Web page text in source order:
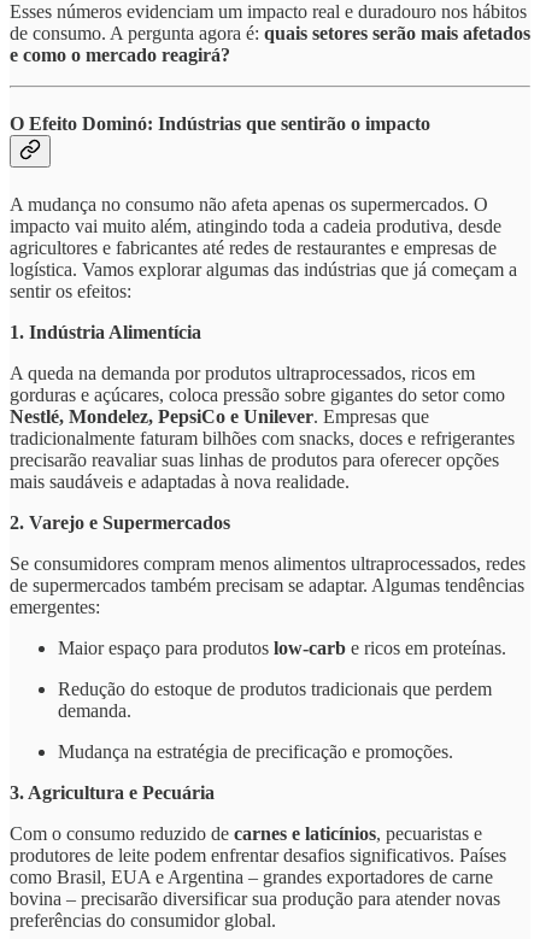
Esses números evidenciam um impacto real e duradouro nos hábitos
de consumo. A pergunta agora é: quais setores serão mais afetados
e como o mercado reagirá?
O Efeito Dominó: Indústrias que sentirão o impacto
A mudança no consumo não afeta apenas os supermercados. O
impacto vai muito além, atingindo toda a cadeia produtiva, desde
agricultores e fabricantes até redes de restaurantes e empresas de
logística. Vamos explorar algumas das indústrias que já começam a
sentir os efeitos:
1. Indústria Alimentícia
A queda na demanda por produtos ultraprocessados, ricos em
gorduras e açúcares, coloca pressão sobre gigantes do setor como
Nestlé, Mondelez, PepsiCo e Unilever. Empresas que
tradicionalmente faturam bilhões com snacks, doces e refrigerantes
precisarão reavaliar suas linhas de produtos para oferecer opções
mais saudáveis e adaptadas à nova realidade.
2. Varejo e Supermercados
Se consumidores compram menos alimentos ultraprocessados, redes
de supermercados também precisam se adaptar. Algumas tendências
emergentes:
Maior espaço para produtos low-carb e ricos em proteínas.
Redução do estoque de produtos tradicionais que perdem
demanda.
Mudança na estratégia de precificação e promoções.
3. Agricultura e Pecuária
Com o consumo reduzido de carnes e laticínios, pecuaristas e
produtores de leite podem enfrentar desafios significativos. Países
como Brasil, EUA e Argentina – grandes exportadores de carne
bovina – precisarão diversificar sua produção para atender novas
preferências do consumidor global.